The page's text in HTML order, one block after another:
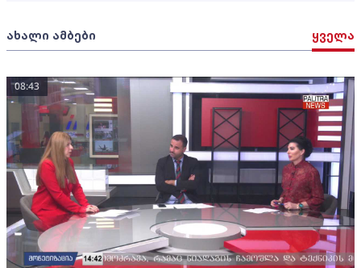
ახალი ამბები ყველა
08:43